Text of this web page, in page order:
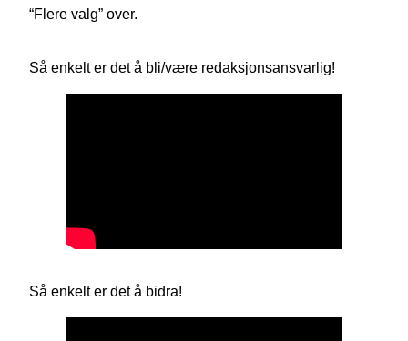
“Flere valg” over.
Så enkelt er det å bli/være redaksjonsansvarlig!
Så enkelt er det å bidra!